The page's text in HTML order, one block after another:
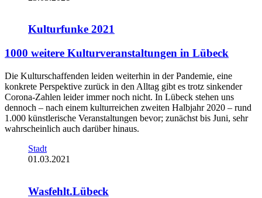
Kulturfunke 2021
1000 weitere Kulturveranstaltungen in Lübeck
Die Kulturschaffenden leiden weiterhin in der Pandemie, eine
konkrete Perspektive zurück in den Alltag gibt es trotz sinkender
Corona-Zahlen leider immer noch nicht. In Lübeck stehen uns
dennoch – nach einem kulturreichen zweiten Halbjahr 2020 – rund
1.000 künstlerische Veranstaltungen bevor; zunächst bis Juni, sehr
wahrscheinlich auch darüber hinaus.
Stadt
01.03.2021
Wasfehlt.Lübeck